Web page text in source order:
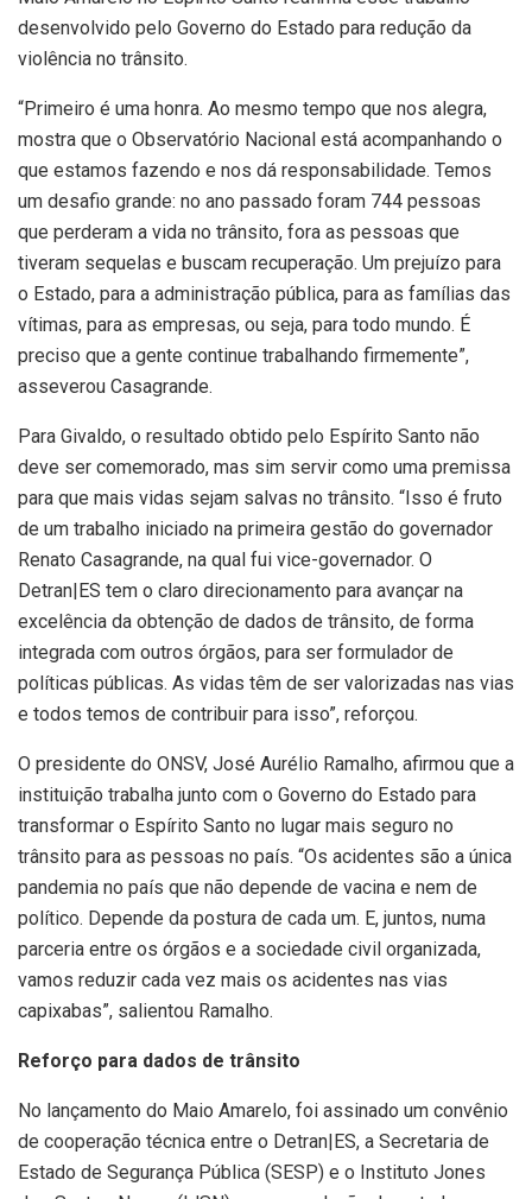
desenvolvido pelo Governo do Estado para redução da
violência no trânsito.
“Primeiro é uma honra. Ao mesmo tempo que nos alegra,
mostra que o Observatório Nacional está acompanhando o
que estamos fazendo e nos dá responsabilidade. Temos
um desafio grande: no ano passado foram 744 pessoas
que perderam a vida no trânsito, fora as pessoas que
tiveram sequelas e buscam recuperação. Um prejuízo para
o Estado, para a administração pública, para as famílias das
vítimas, para as empresas, ou seja, para todo mundo. É
preciso que a gente continue trabalhando firmemente”,
asseverou Casagrande.
Para Givaldo, o resultado obtido pelo Espírito Santo não
deve ser comemorado, mas sim servir como uma premissa
para que mais vidas sejam salvas no trânsito. “Isso é fruto
de um trabalho iniciado na primeira gestão do governador
Renato Casagrande, na qual fui vice-governador. O
Detran|ES tem o claro direcionamento para avançar na
excelência da obtenção de dados de trânsito, de forma
integrada com outros órgãos, para ser formulador de
políticas públicas. As vidas têm de ser valorizadas nas vias
e todos temos de contribuir para isso”, reforçou.
O presidente do ONSV, José Aurélio Ramalho, afirmou que a
instituição trabalha junto com o Governo do Estado para
transformar o Espírito Santo no lugar mais seguro no
trânsito para as pessoas no país. “Os acidentes são a única
pandemia no país que não depende de vacina e nem de
político. Depende da postura de cada um. E, juntos, numa
parceria entre os órgãos e a sociedade civil organizada,
vamos reduzir cada vez mais os acidentes nas vias
capixabas”, salientou Ramalho.
Reforço para dados de trânsito
No lançamento do Maio Amarelo, foi assinado um convênio
de cooperação técnica entre o Detran|ES, a Secretaria de
Estado de Segurança Pública (SESP) e o Instituto Jones